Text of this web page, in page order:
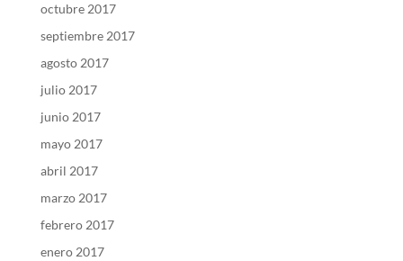
octubre 2017
septiembre 2017
agosto 2017
julio 2017
junio 2017
mayo 2017
abril 2017
marzo 2017
febrero 2017
enero 2017